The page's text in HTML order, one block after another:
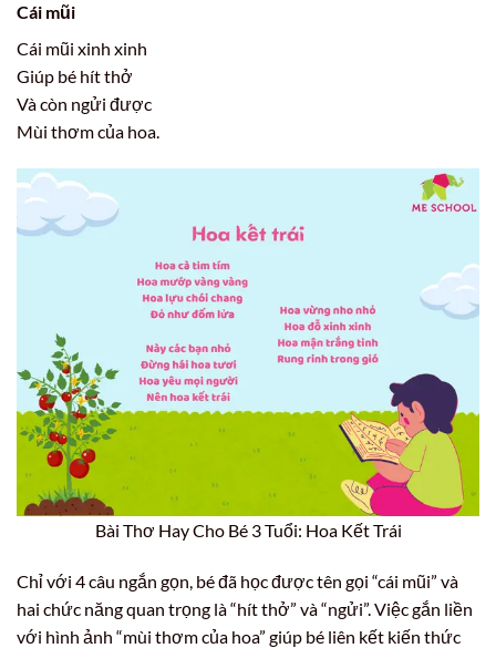
Cái mũi
Cái mũi xinh xinh
Giúp bé hít thở
Và còn ngửi được
Mùi thơm của hoa.
Bài Thơ Hay Cho Bé 3 Tuổi: Hoa Kết Trái
Chỉ với 4 câu ngắn gọn, bé đã học được tên gọi “cái mũi” và
hai chức năng quan trọng là “hít thở” và “ngửi”. Việc gắn liền
với hình ảnh “mùi thơm của hoa” giúp bé liên kết kiến thức